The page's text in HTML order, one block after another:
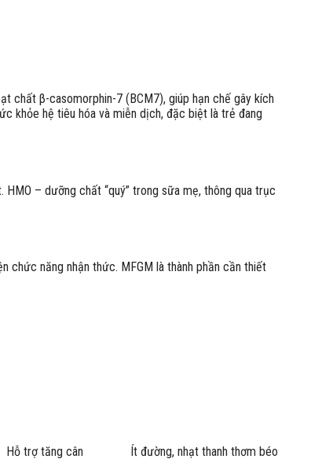
chất β-casomorphin-7 (BCM7), giúp hạn chế gây kích
khỏe hệ tiêu hóa và miễn dịch, đặc biệt là trẻ đang
– dưỡng chất “quý” trong sữa mẹ, thông qua trục
năng nhận thức. MFGM là thành phần cần thiết
Hỗ trợ tăng cân Ít đường, nhạt thanh thơm béo